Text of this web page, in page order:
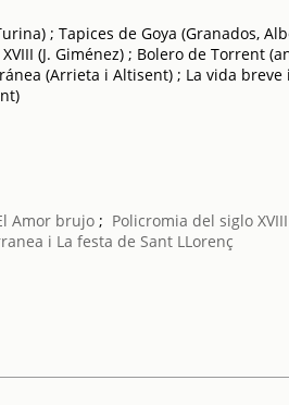
; Tapices de Goya (Granados,
(J. Giménez) ; Bolero de Torrent
(Arrieta i Altisent) ; La vida
Amor brujo ; Policromia del siglo
i La festa de Sant LLorenç